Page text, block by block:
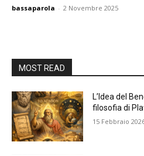
bassaparola - 2 Novembre 2025
MOST READ
L’Idea del
filosofia di
15 Febbraio